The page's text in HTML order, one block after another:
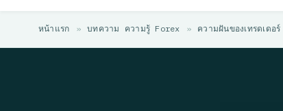
หน้าแรก » บทความ ความรู้ Forex » ความฝันของเทรดเดอร์